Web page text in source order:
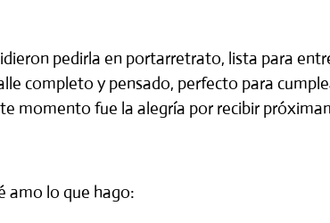
pedirla en portarretrato, lista para
completo y pensado, perfecto para
momento fue la alegría por recibir
amo lo que hago: